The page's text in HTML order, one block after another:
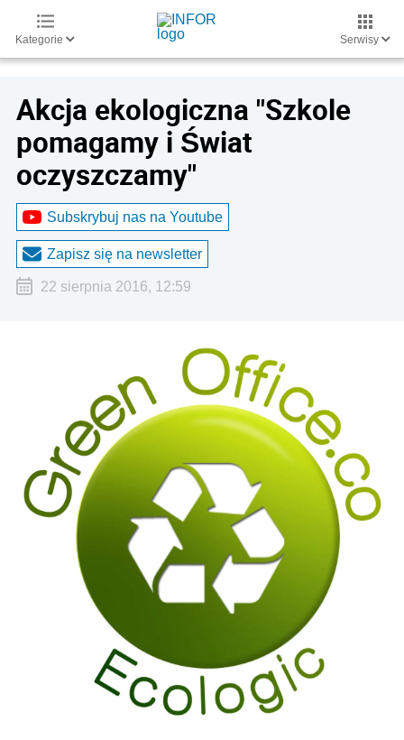
Kategorie Serwisy
Akcja ekologiczna "Szkole
pomagamy i Świat
oczyszczamy"
Subskrybuj nas na Youtube
Zapisz się na newsletter
22 sierpnia 2016, 12:59